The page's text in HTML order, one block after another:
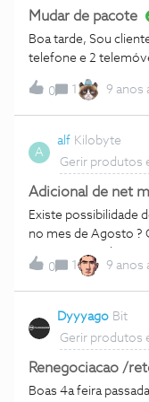
Mudar de pacote
Boa tarde, Sou cliente da NOS com um pacote de TV, net,
telefone e 2
NOS INDIE, mas ao
erro: "Infelizmente, não pode aderir a um pacote com
prestações
termos e condições
ultrapassei o
terei que rescindir
alterar o pacote na
0 1 9 anos
A
alf Kilobyte
Gerir produtos
Adicional de net
Existe possibilidade
no mes de Agosto ?
internet movel ao
agosto, pois
0 1 9 anos
Dyyyago Bit
Gerir produtos
Renegociacao /
Boas 4a feira